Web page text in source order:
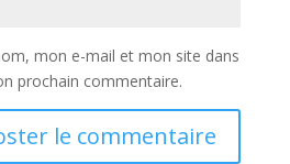
mon e-mail et mon site dans
prochain commentaire.